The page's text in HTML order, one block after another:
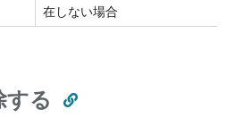
在しない場合
する